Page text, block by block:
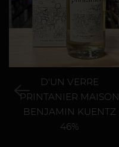
D'UN VERRE
PRINTANIER MAISON
BENJAMIN KUENTZ
46%